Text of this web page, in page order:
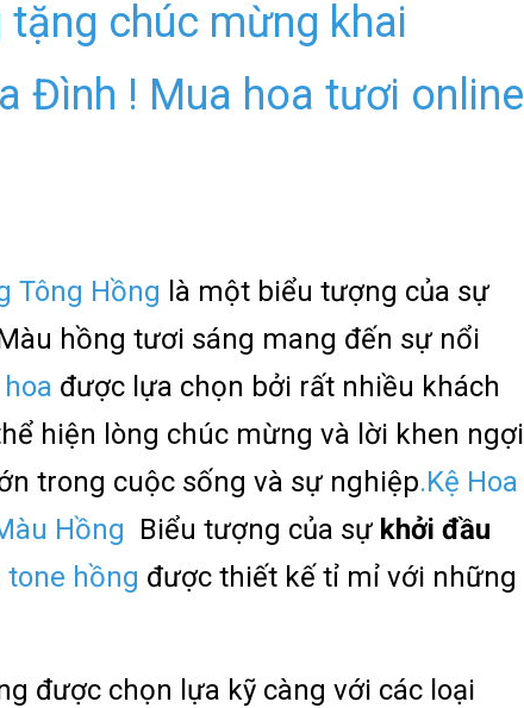
tặng chúc mừng khai
Đình ! Mua hoa tươi online
Tông Hồng là một biểu tượng của sự
hồng tươi sáng mang đến sự nổi
hoa được lựa chọn bởi rất nhiều khách
hiện lòng chúc mừng và lời khen ngợi
trong cuộc sống và sự nghiệp.Kệ Hoa
Hồng Biểu tượng của sự khởi đầu
tone hồng được thiết kế tỉ mỉ với những
được chọn lựa kỹ càng với các loại